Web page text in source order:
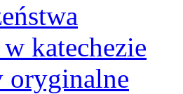
katechezie
oryginalne